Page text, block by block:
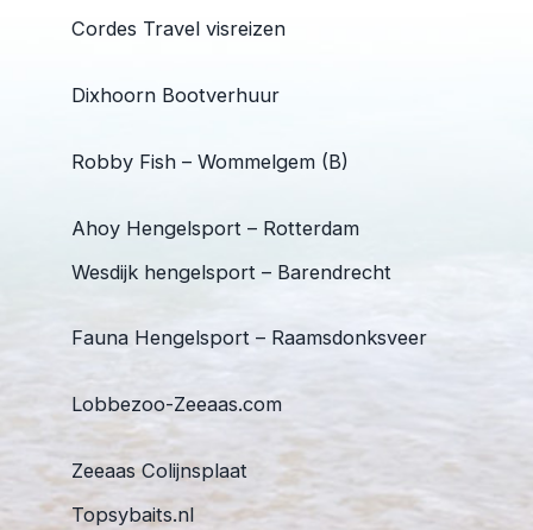
Cordes Travel visreizen
Dixhoorn Bootverhuur
Robby Fish – Wommelgem (B)
Ahoy Hengelsport – Rotterdam
Wesdijk hengelsport – Barendrecht
Fauna Hengelsport – Raamsdonksveer
Lobbezoo-Zeeaas.com
Zeeaas Colijnsplaat
Topsybaits.nl